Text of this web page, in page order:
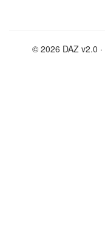
© 2026 DAZ v2.0 ·